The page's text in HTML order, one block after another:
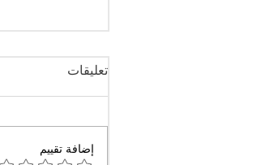
تعليقات
إضافة تقييم